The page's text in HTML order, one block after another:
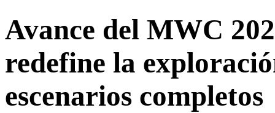
Avance del MWC
redefine la
escenarios completos